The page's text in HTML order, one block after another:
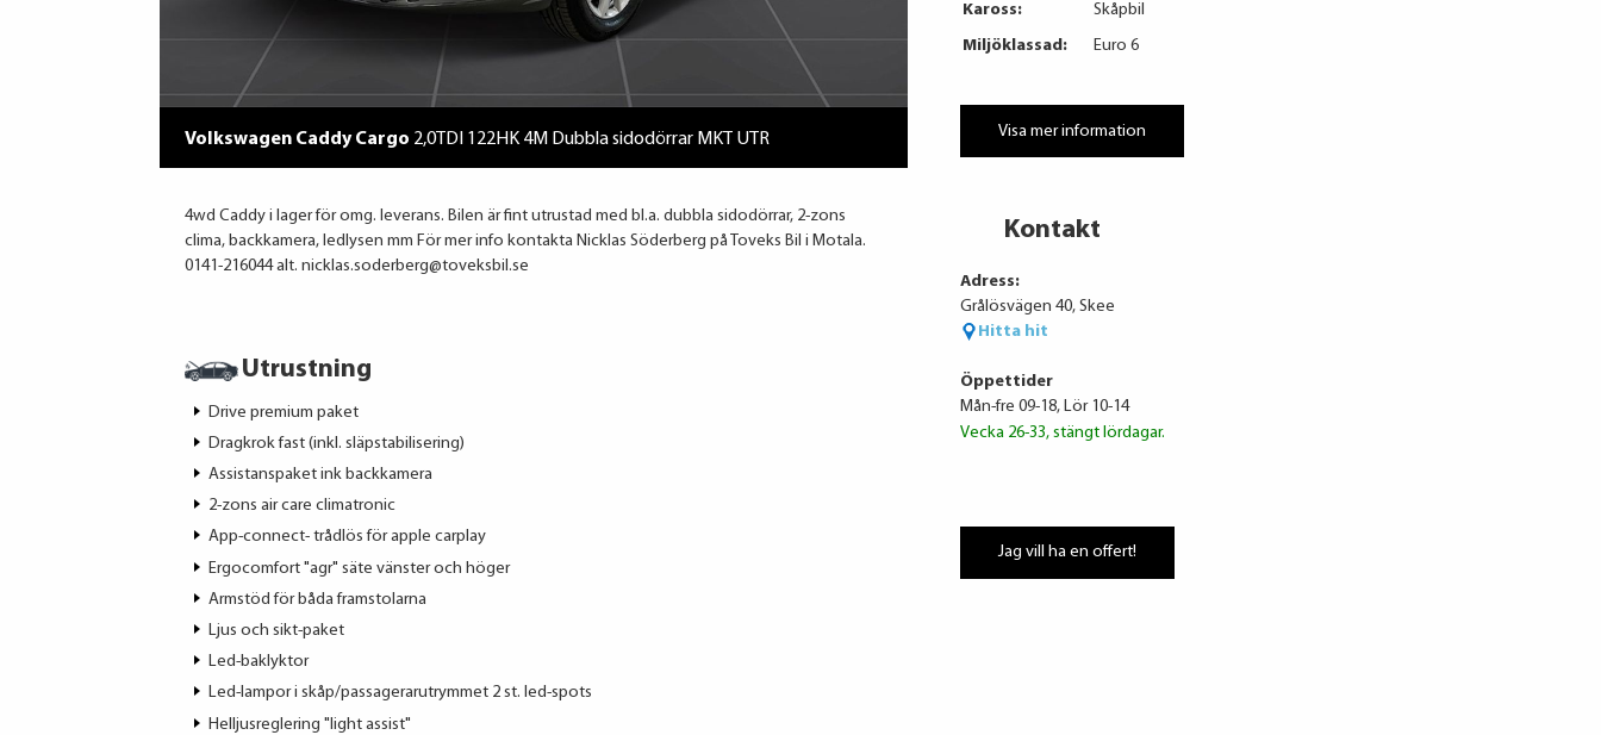
Volkswagen Caddy Cargo 2,0TDI 122HK 4M Dubbla sidodörrar MKT UTR
4wd Caddy i lager för omg. leverans. Bilen är fint utrustad med bl.a. dubbla sidodörrar, 2-zons
clima, backkamera, ledlysen mm För mer info kontakta Nicklas Söderberg på Toveks Bil i Motala.
0141-216044 alt. nicklas.soderberg@toveksbil.se
Utrustning
Drive premium paket
Dragkrok fast (inkl. släpstabilisering)
Assistanspaket ink backkamera
2-zons air care climatronic
App-connect- trådlös för apple carplay
Ergocomfort "agr" säte vänster och höger
Armstöd för båda framstolarna
Ljus och sikt-paket
Led-baklyktor
Led-lampor i skåp/passagerarutrymmet 2 st. led-spots
Helljusreglering "light assist"
Kaross:
Skåpbil
Miljöklassad:
Euro 6
Visa mer information
Kontakt
Adress:
Grålösvägen 40, Skee
Hitta hit
Öppettider
Mån-fre 09-18, Lör 10-14
Vecka 26-33, stängt lördagar.
Jag vill ha en offert!